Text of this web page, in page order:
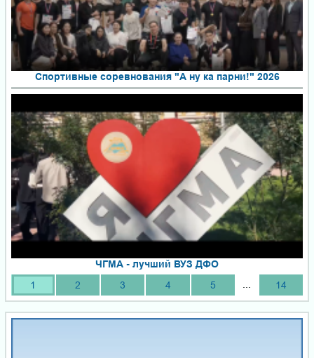
Спортивные соревнования "А ну ка парни!" 2026
ЧГМА - лучший ВУЗ ДФО
1
2 3 4 5 14